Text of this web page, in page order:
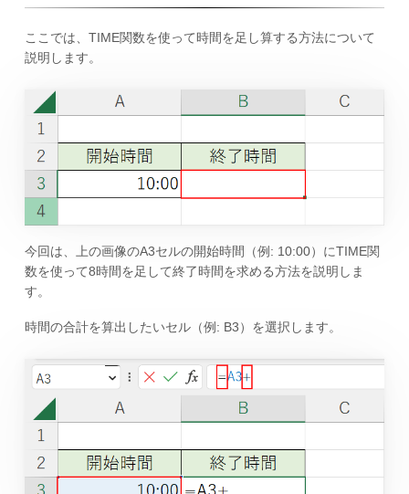
ここでは、TIME関数を使って時間を足し算する方法について
説明します。
今回は、上の画像のA3セルの開始時間（例: 10:00）にTIME関
数を使って8時間を足して終了時間を求める方法を説明しま
す。
時間の合計を算出したいセル（例: B3）を選択します。